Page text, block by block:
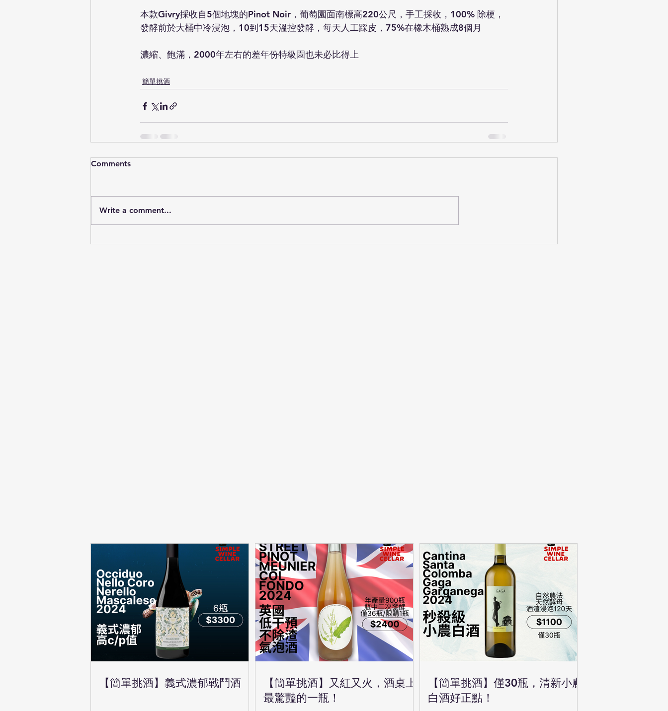
本款Givry採收自5個地塊的Pinot Noir，葡萄園面南標高220公尺，手工採收，100% 除梗，
發酵前於大桶中冷浸泡，10到15天溫控發酵，每天人工踩皮，75%在橡木桶熟成8個月
濃縮、飽滿，2000年左右的差年份特級園也未必比得上
簡單挑酒
Comments
Write a comment...
【簡單挑酒】義式濃郁戰鬥酒
【簡單挑酒】又紅又火，酒桌上
最驚豔的一瓶！
【簡單挑酒】僅30瓶，清新小農
白酒好正點！